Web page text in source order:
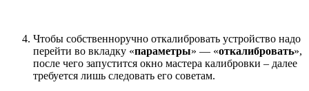
Чтобы собственноручно откалибровать устройство надо
перейти во вкладку «параметры» — «откалибровать»,
после чего запустится окно мастера калибровки – далее
требуется лишь следовать его советам.